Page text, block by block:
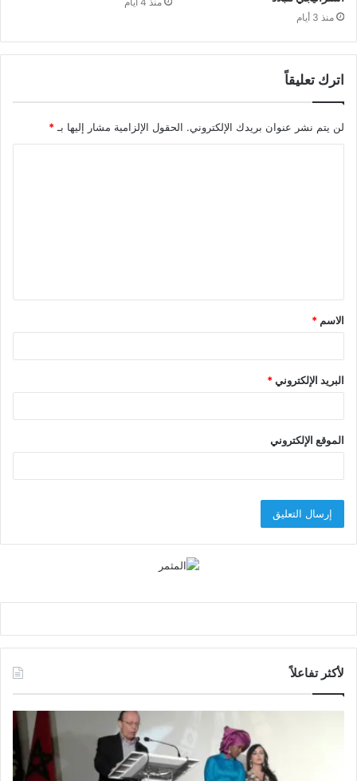
منذ 3 أيام
اترك تعليقاً
لن يتم نشر عنوان بريدك الإلكتروني. الحقول الإلزامية مشار إليها بـ *
ق
*
الاسم *
البريد الإلكتروني*
الموقع الإلكتروني
لأكثر تفاعلاً